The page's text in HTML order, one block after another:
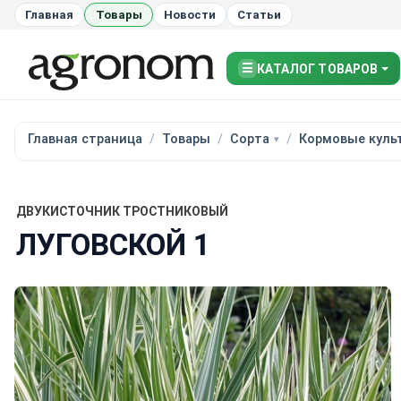
Главная Товары Новости Статьи
☰ КАТАЛОГ ТОВАРОВ
Главная страница Товары Сорта Кормовые
ДВУКИСТОЧНИК ТРОСТНИКОВЫЙ
ЛУГОВСКОЙ 1